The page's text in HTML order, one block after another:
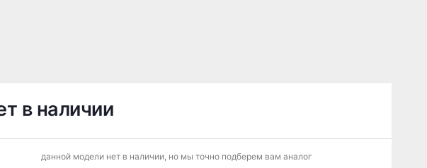
резины
в наличии
данной модели нет в наличии, но мы точно подберем вам аналог